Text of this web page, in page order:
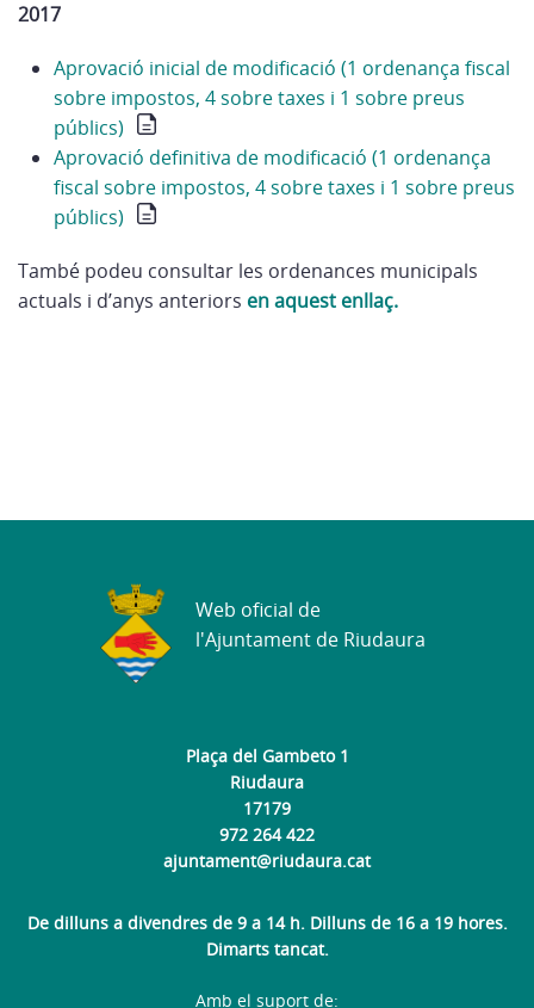
2017
Aprovació inicial de modificació (1 ordenança fiscal
sobre impostos, 4 sobre taxes i 1 sobre preus
públics)
Aprovació definitiva de modificació (1 ordenança
fiscal sobre impostos, 4 sobre taxes i 1 sobre preus
públics)
També podeu consultar les ordenances municipals
actuals i d’anys anteriors en aquest enllaç.
Plaça del Gambeto 1
Riudaura
17179
972 264 422
ajuntament@riudaura.cat
De dilluns a divendres de 9 a 14 h. Dilluns de 16 a 19 hores.
Dimarts tancat.
Web oficial de
l'Ajuntament de Riudaura
Amb el suport de: